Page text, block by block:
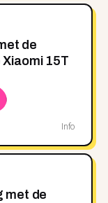
de
15T
Info
met de